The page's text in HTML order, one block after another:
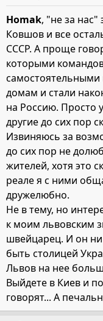
Homak, "не за нас"
Ковшов и все
СССР. А проще
которыми
домам и стали
на Россию. Просто
другие до сих пор
Извиняюсь за
до сих пор не
жителей, хотя это
реале я с ними
дружелюбно.
Не в тему, но
к моим львовским
швейцарец. И он
быть столицей
Львов на нее
Выйдете в Киев и
говорят... А